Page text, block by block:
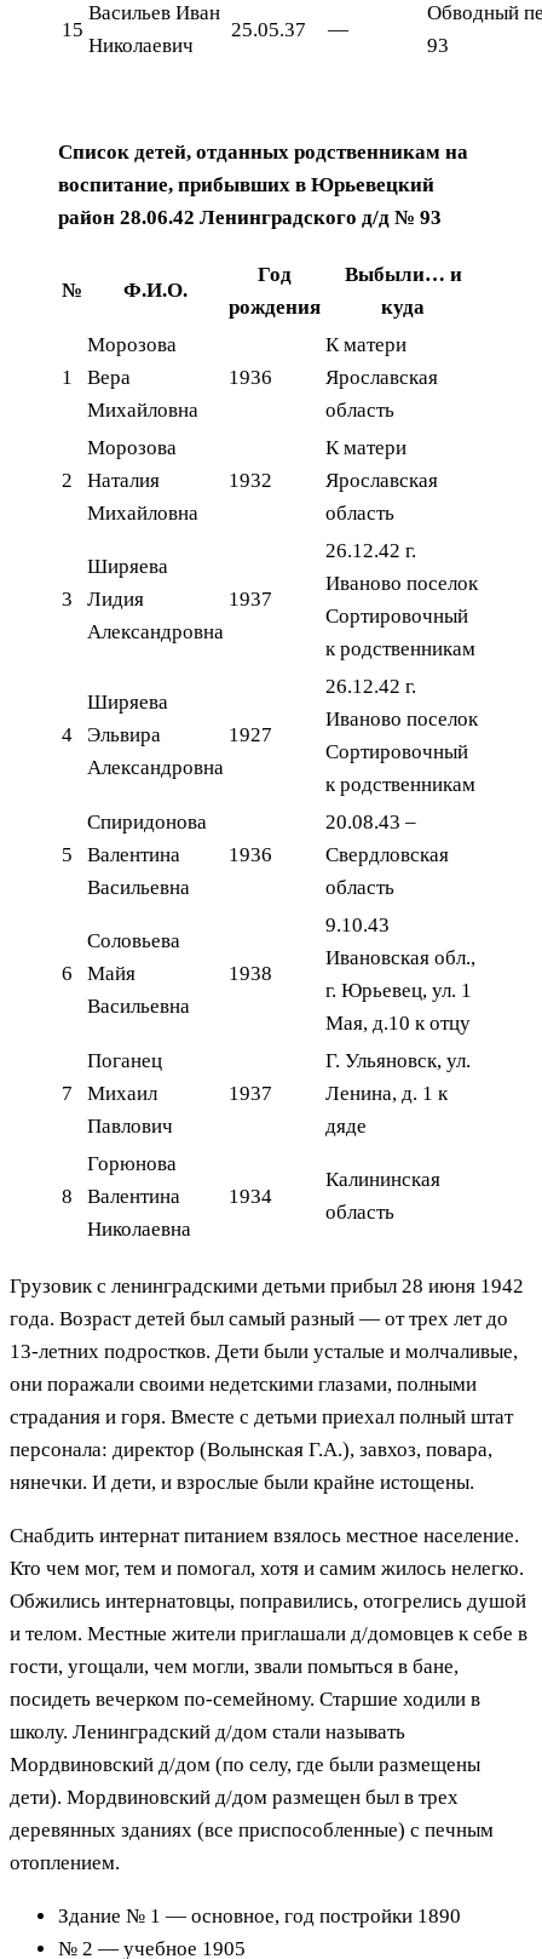
15
Васильев Иван
Николаевич
25.05.37 —
Обводный
93
Список детей, отданных родственникам на
воспитание, прибывших в Юрьевецкий
район 28.06.42 Ленинградского д/д № 93
№ Ф.И.О.
Год
рождения
Выбыли… и
куда
1
Морозова
Вера
Михайловна
1936
К матери
Ярославская
область
2
Морозова
Наталия
Михайловна
1932
К матери
Ярославская
область
3
Ширяева
Лидия
Александровна
1937
26.12.42 г.
Иваново поселок
Сортировочный
к родственникам
4
Ширяева
Эльвира
Александровна
1927
26.12.42 г.
Иваново поселок
Сортировочный
к родственникам
5
Спиридонова
Валентина
Васильевна
1936
20.08.43 –
Свердловская
область
6
Соловьева
Майя
Васильевна
1938
9.10.43
Ивановская обл.,
г. Юрьевец, ул. 1
Мая, д.10 к отцу
7
Поганец
Михаил
Павлович
1937
Г. Ульяновск, ул.
Ленина, д. 1 к
дяде
8
Горюнова
Валентина
Николаевна
1934
Калининская
область
Грузовик с ленинградскими детьми прибыл 28 июня 1942
года. Возраст детей был самый разный — от трех лет до
13-летних подростков. Дети были усталые и молчаливые,
они поражали своими недетскими глазами, полными
страдания и горя. Вместе с детьми приехал полный штат
персонала: директор (Волынская Г.А.), завхоз, повара,
нянечки. И дети, и взрослые были крайне истощены.
Снабдить интернат питанием взялось местное население.
Кто чем мог, тем и помогал, хотя и самим жилось нелегко.
Обжились интернатовцы, поправились, отогрелись душой
и телом. Местные жители приглашали д/домовцев к себе в
гости, угощали, чем могли, звали помыться в бане,
посидеть вечерком по-семейному. Старшие ходили в
школу. Ленинградский д/дом стали называть
Мордвиновский д/дом (по селу, где были размещены
дети). Мордвиновский д/дом размещен был в трех
деревянных зданиях (все приспособленные) с печным
отоплением.
Здание № 1 — основное, год постройки 1890
№ 2 — учебное 1905